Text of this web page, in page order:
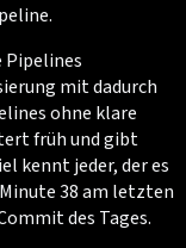
Pipelines
mit dadurch
ohne klare
früh und gibt
kennt jeder, der es
38 am letzten
des Tages.